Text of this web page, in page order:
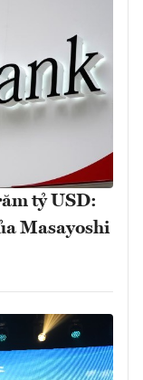
tỷ USD:
Masayoshi